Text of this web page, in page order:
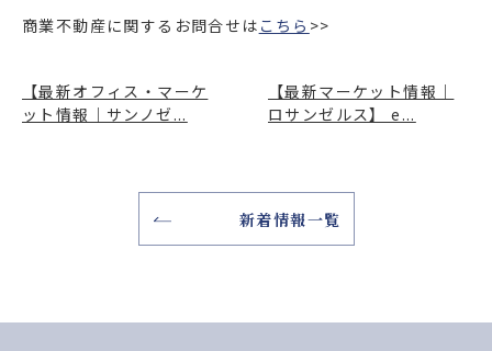
商業不動産に関するお問合せは こちら >>
【最新オフィス・マーケ
ット情報｜サンノゼ...
【最新マーケット情報｜
ロサンゼルス】 e...
新着情報一覧